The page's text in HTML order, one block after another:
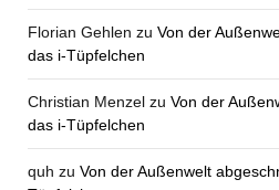
Florian Gehlen zu Von der
das i-Tüpfelchen
Christian Menzel zu Von der
das i-Tüpfelchen
quh zu Von der Außenwelt